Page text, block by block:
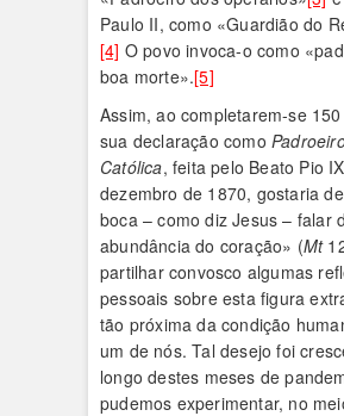
Paulo II, como «Guardião do
[4] O povo invoca-o como
boa morte».[5]
Assim, ao completarem-se
sua declaração como
Católica, feita pelo Beato Pio
dezembro de 1870, gostaria
boca – como diz Jesus – falar
abundância do coração» (Mt
partilhar convosco algumas
pessoais sobre esta figura
tão próxima da condição
um de nós. Tal desejo foi
longo destes meses de
pudemos experimentar, no